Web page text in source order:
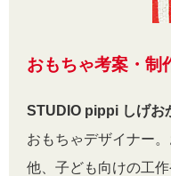
おもちゃ考案・制
STUDIO pippi しげお
おもちゃデザイナー
他、子ども向けの工